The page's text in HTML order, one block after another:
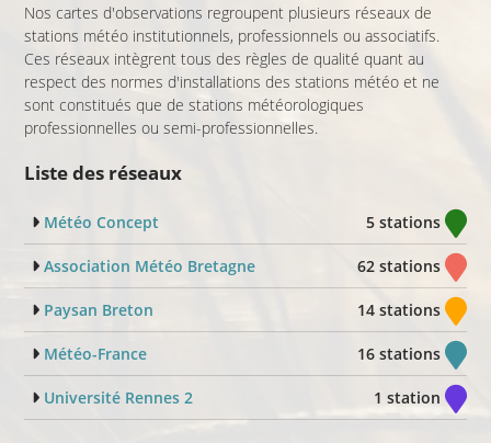
Nos cartes d'observations regroupent plusieurs réseaux de
stations météo institutionnels, professionnels ou associatifs.
Ces réseaux intègrent tous des règles de qualité quant au
respect des normes d'installations des stations météo et ne
sont constitués que de stations météorologiques
professionnelles ou semi-professionnelles.
Liste des réseaux
Météo Concept 5 stations
Association Météo Bretagne 62 stations
Paysan Breton 14 stations
Météo-France 16 stations
Université Rennes 2 1 station